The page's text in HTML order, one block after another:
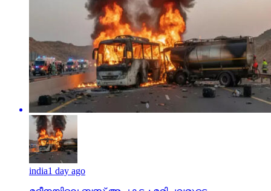
india1 day ago